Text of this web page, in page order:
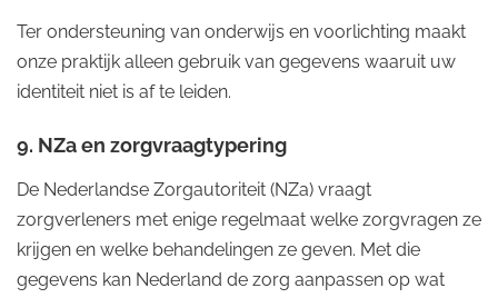
Ter ondersteuning van onderwijs en voorlichting maakt
onze praktijk alleen gebruik van gegevens waaruit uw
identiteit niet is af te leiden.
9. NZa en zorgvraagtypering
De Nederlandse Zorgautoriteit (NZa) vraagt
zorgverleners met enige regelmaat welke zorgvragen ze
krijgen en welke behandelingen ze geven. Met die
gegevens kan Nederland de zorg aanpassen op wat